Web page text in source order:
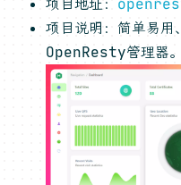
项目地址：
项目说明：简单易用
OpenResty管理器。